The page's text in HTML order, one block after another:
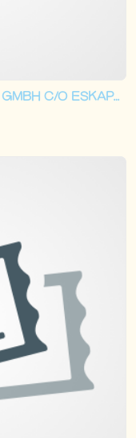
KNUST GASTRONOMIE BETRIEBS GMBH C/O ESKAPADEN BOOKING DEIRDRE WEISS-LAUGTHON